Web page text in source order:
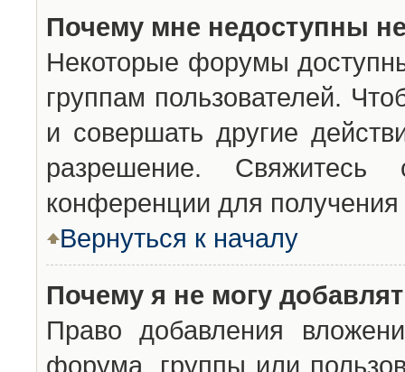
Почему мне недоступны
Некоторые форумы
группам пользователей.
и совершать другие
разрешение. Свяжитесь
конференции для получения
Вернуться к началу
Почему я не могу
Право добавления
форума, группы или